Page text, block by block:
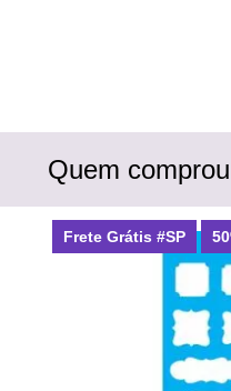
Quem
Frete Grátis #SP